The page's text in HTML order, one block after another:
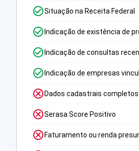
Situação na Receita Federal
Indicação de existência de
Indicação de consultas
Indicação de empresas
Dados cadastrais completos
Serasa Score Positivo
Faturamento ou renda